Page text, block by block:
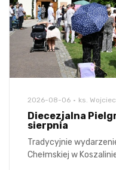
2026-08-06 ks.
Diecezjalna
sierpnia
Tradycyjnie
Chełmskiej w